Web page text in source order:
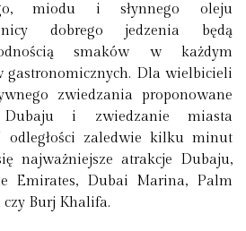
miodu i słynnego oleju
dobrego jedzenia będą
smaków w każdym
Dla wielbicieli
zwiedzania proponowane
i zwiedzanie miasta
odległości zaledwie kilku minut
najważniejsze atrakcje Dubaju,
Emirates, Dubai Marina, Palm
Burj Khalifa.